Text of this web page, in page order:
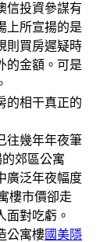
投資參謀有
上所宣揚的是
則買房遲疑時
的金額。可是
相干真正的
往幾年年夜筆
郊區公寓
廣泛年夜幅度
樓市價卻走
面對吃虧。
公寓樓國美隱